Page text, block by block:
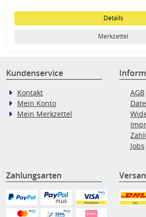
Details
Merkzettel
Kundenservice
Kontakt
Mein Konto
Mein Merkzettel
AGB
Jobs
Zahlungsarten